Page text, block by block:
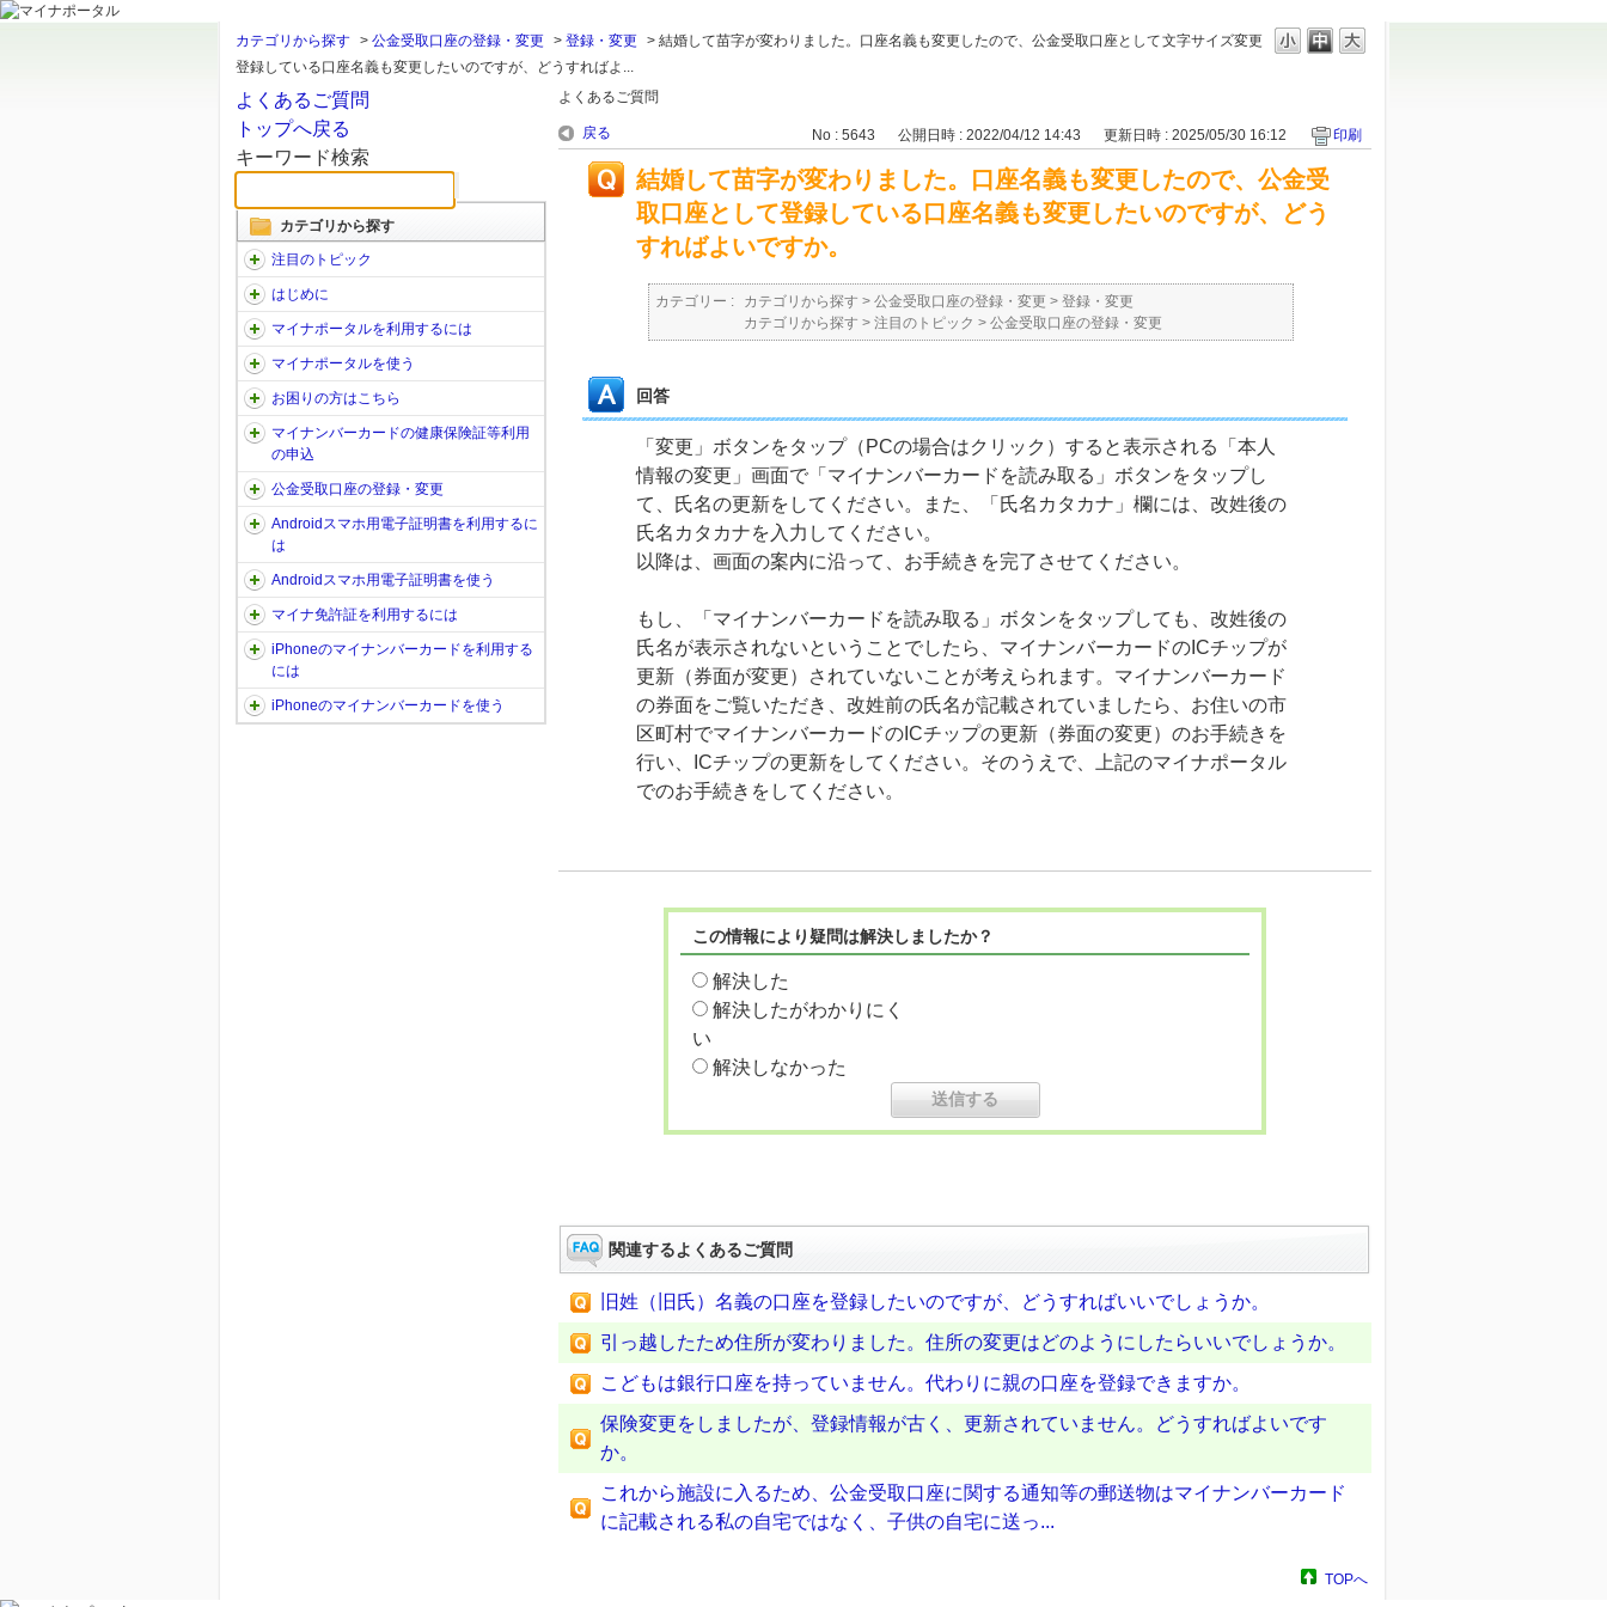
文字サイズ変更
カテゴリから探す > 公金受取口座の登録・変更 > 登録・変更 > 結婚して苗字が変わりました。口座名義も変更したので、公金受取口座として
登録している口座名義も変更したいのですが、どうすればよ...
よくあるご質問
トップへ戻る
キーワード検索
カテゴリから探す
注目のトピック
はじめに
マイナポータルを利用するには
マイナポータルを使う
お困りの方はこちら
マイナンバーカードの健康保険証等利用
の申込
公金受取口座の登録・変更
Androidスマホ用電子証明書を利用するに
は
Androidスマホ用電子証明書を使う
マイナ免許証を利用するには
iPhoneのマイナンバーカードを利用する
には
iPhoneのマイナンバーカードを使う
よくあるご質問
戻る No : 5643 公開日時 : 2022/04/12 14:43 更新日時 : 2025/05/30 16:12 印刷
結婚して苗字が変わりました。口座名義も変更したので、公金受
取口座として登録している口座名義も変更したいのですが、どう
すればよいですか。
カテゴリー : カテゴリから探す > 公金受取口座の登録・変更 > 登録・変更
カテゴリから探す > 注目のトピック > 公金受取口座の登録・変更
回答
「変更」ボタンをタップ（PCの場合はクリック）すると表示される「本人
情報の変更」画面で「マイナンバーカードを読み取る」ボタンをタップし
て、氏名の更新をしてください。また、「氏名カタカナ」欄には、改姓後の
氏名カタカナを入力してください。
以降は、画面の案内に沿って、お手続きを完了させてください。
もし、「マイナンバーカードを読み取る」ボタンをタップしても、改姓後の
氏名が表示されないということでしたら、マイナンバーカードのICチップが
更新（券面が変更）されていないことが考えられます。マイナンバーカード
の券面をご覧いただき、改姓前の氏名が記載されていましたら、お住いの市
区町村でマイナンバーカードのICチップの更新（券面の変更）のお手続きを
行い、ICチップの更新をしてください。そのうえで、上記のマイナポータル
でのお手続きをしてください。
この情報により疑問は解決しましたか？
解決した
解決したがわかりにく
い
解決しなかった
関連するよくあるご質問
旧姓（旧氏）名義の口座を登録したいのですが、どうすればいいでしょうか。
引っ越したため住所が変わりました。住所の変更はどのようにしたらいいでしょうか。
こどもは銀行口座を持っていません。代わりに親の口座を登録できますか。
保険変更をしましたが、登録情報が古く、更新されていません。どうすればよいです
か。
これから施設に入るため、公金受取口座に関する通知等の郵送物はマイナンバーカード
に記載される私の自宅ではなく、子供の自宅に送っ...
TOPへ